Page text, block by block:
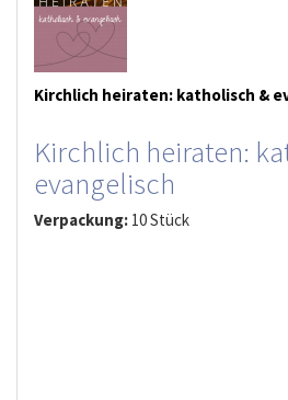
Kirchlich heiraten: katholisch &
Kirchlich heiraten:
evangelisch
Verpackung: 10 Stück